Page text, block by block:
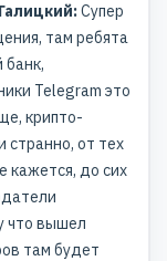
Супер
там ребята
Telegram это
крипто-
странно, от тех
кажется, до сих
что вышел
там будет